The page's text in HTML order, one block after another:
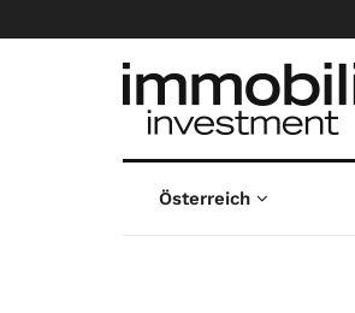
Österreich